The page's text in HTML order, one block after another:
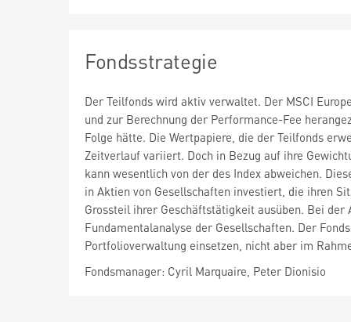
Fondsstrategie
Der Teilfonds wird aktiv verwaltet. Der MSCI
und zur Berechnung der Performance-Fee
Folge hätte. Die Wertpapiere, die der Teilfonds
Zeitverlauf variiert. Doch in Bezug auf ihre
kann wesentlich von der des Index abweichen.
in Aktien von Gesellschaften investiert, die ihren
Grossteil ihrer Geschäftstätigkeit ausüben. Bei
Fundamentalanalyse der Gesellschaften. Der
Portfolioverwaltung einsetzen, nicht aber im
Fondsmanager: Cyril Marquaire, Peter Dionisio